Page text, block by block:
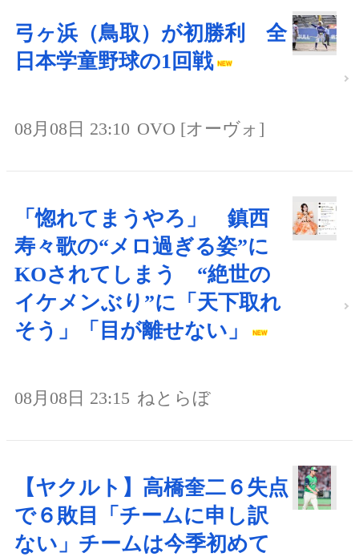
弓ヶ浜（鳥取）が初勝利 全
日本学童野球の1回戦
08月08日 23:10 OVO [オーヴォ]
「惚れてまうやろ」 鎮西
寿々歌の“メロ過ぎる姿”に
KOされてしまう “絶世の
イケメンぶり”に「天下取れ
そう」「目が離せない」
08月08日 23:15 ねとらぼ
【ヤクルト】高橋奎二６失点
で６敗目「チームに申し訳
ない」チームは今季初めて